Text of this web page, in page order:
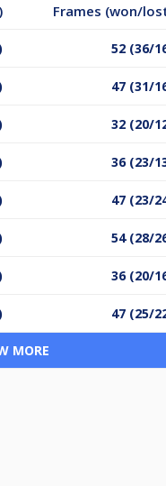
Frames (won/
52 (36/
47 (31/
32 (20/
36 (23/
47 (23/
54 (28/
36 (20/
47 (25/
MORE